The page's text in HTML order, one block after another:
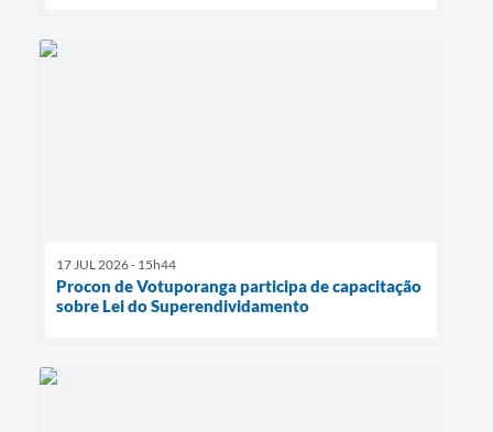
17 JUL 2026 - 15h44
Procon de Votuporanga participa de capacitação
sobre Lei do Superendividamento